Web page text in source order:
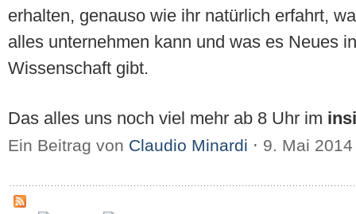
erhalten, genauso wie ihr natürlich erfahrt,
alles unternehmen kann und was es Neues
Wissenschaft gibt.
Das alles uns noch viel mehr ab 8 Uhr im
Ein Beitrag von Claudio Minardi ⋅ 9. Mai